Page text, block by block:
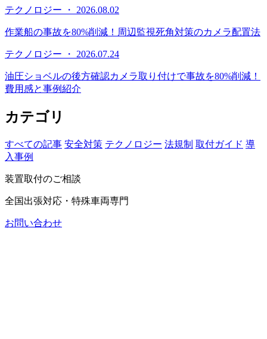
テクノロジー ・ 2026.08.02
作業船の事故を80%削減！周辺監視死角対策のカメラ配置法
テクノロジー ・ 2026.07.24
油圧ショベルの後方確認カメラ取り付けで事故を80%削減！
費用感と事例紹介
カテゴリ
すべての記事 安全対策 テクノロジー 法規制 取付ガイド 導
入事例
装置取付のご相談
全国出張対応・特殊車両専門
お問い合わせ